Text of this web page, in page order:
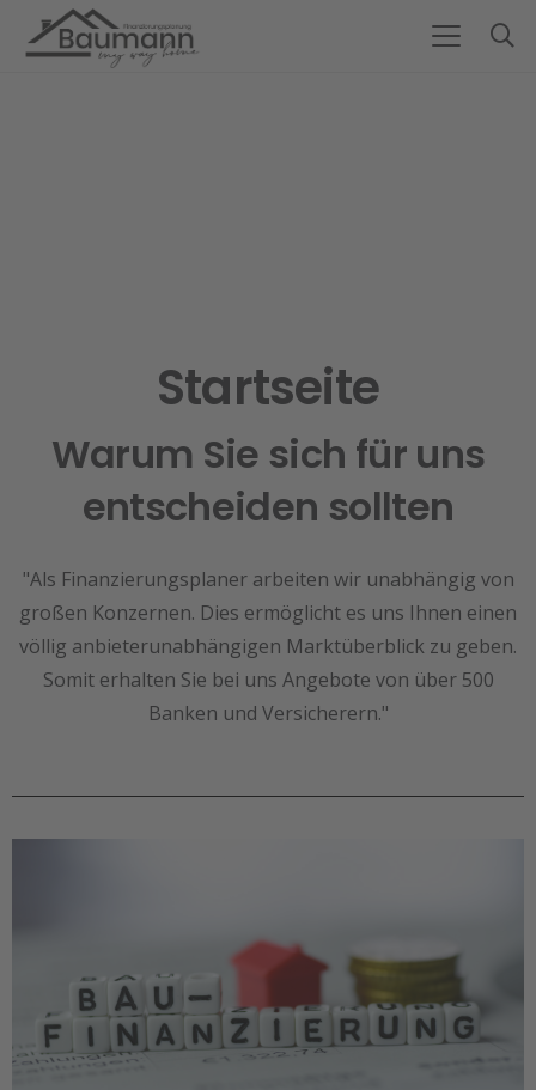
Startseite
Warum Sie sich für uns
entscheiden sollten
"Als Finanzierungsplaner arbeiten wir unabhängig von
großen Konzernen. Dies ermöglicht es uns Ihnen einen
völlig anbieterunabhängigen Marktüberblick zu geben.
Somit erhalten Sie bei uns Angebote von über 500
Banken und Versicherern."